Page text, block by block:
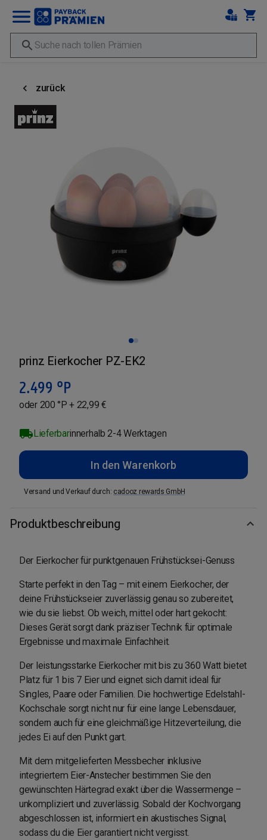
zurück
prinz Eierkocher PZ-EK2
2.499 °P
oder 200 °P + 22,99 €
Lieferbarinnerhalb 2-4 Werktagen
In den Warenkorb
Versand und Verkauf durch: cadooz rewards GmbH
Produktbeschreibung
Der Eierkocher für punktgenauen Frühstücksei-Genuss
Starte perfekt in den Tag – mit einem Eierkocher, der
deine Frühstückseier zuverlässig genau so zubereitet,
wie du sie liebst. Ob weich, mittel oder hart gekocht:
Dieses Gerät sorgt dank präziser Technik für optimale
Ergebnisse und maximale Einfachheit.
Der leistungsstarke Eierkocher mit bis zu 360 Watt bietet
Platz für 1 bis 7 Eier und eignet sich damit ideal für
Singles, Paare oder Familien. Die hochwertige Edelstahl-
Kochschale sorgt nicht nur für eine lange Lebensdauer,
sondern auch für eine gleichmäßige Hitzeverteilung, die
jedes Ei auf den Punkt gart.
Mit dem mitgelieferten Messbecher inklusive
integriertem Eier-Anstecher bestimmen Sie den
gewünschten Härtegrad exakt über die Wassermenge –
unkompliziert und zuverlässig. Sobald der Kochvorgang
abgeschlossen ist, informiert ein akustisches Signal,
sodass du die Eier garantiert nicht vergisst.